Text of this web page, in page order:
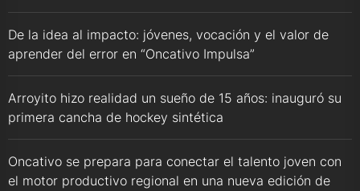
De la idea al impacto: jóvenes, vocación y el valor de
aprender del error en “Oncativo Impulsa”
Arroyito hizo realidad un sueño de 15 años: inauguró su
primera cancha de hockey sintética
Oncativo se prepara para conectar el talento joven con
el motor productivo regional en una nueva edición de